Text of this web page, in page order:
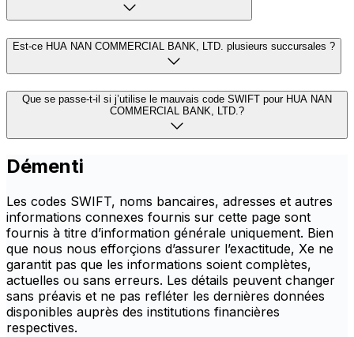
Est-ce HUA NAN COMMERCIAL BANK, LTD. plusieurs succursales ?
Que se passe-t-il si j’utilise le mauvais code SWIFT pour HUA NAN
COMMERCIAL BANK, LTD.?
Démenti
Les codes SWIFT, noms bancaires, adresses et autres
informations connexes fournis sur cette page sont
fournis à titre d’information générale uniquement. Bien
que nous nous efforçions d’assurer l’exactitude, Xe ne
garantit pas que les informations soient complètes,
actuelles ou sans erreurs. Les détails peuvent changer
sans préavis et ne pas refléter les dernières données
disponibles auprès des institutions financières
respectives.